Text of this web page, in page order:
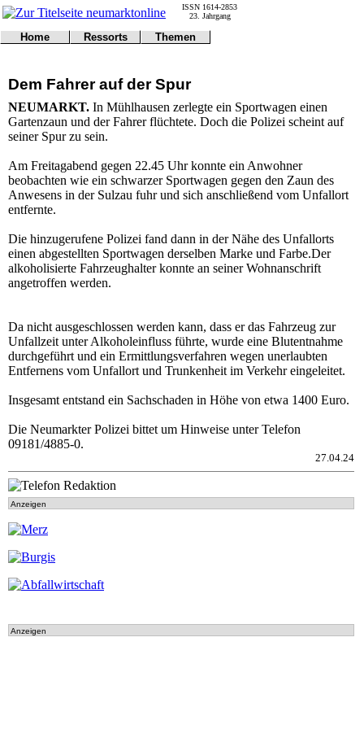
Dem Fahrer auf der Spur
NEUMARKT. In Mühlhausen zerlegte ein Sportwagen einen
Gartenzaun und der Fahrer flüchtete. Doch die Polizei scheint auf
seiner Spur zu sein.
Am Freitagabend gegen 22.45 Uhr konnte ein Anwohner
beobachten wie ein schwarzer Sportwagen gegen den Zaun des
Anwesens in der Sulzau fuhr und sich anschließend vom Unfallort
entfernte.
Die hinzugerufene Polizei fand dann in der Nähe des Unfallorts
einen abgestellten Sportwagen derselben Marke und Farbe.Der
alkoholisierte Fahrzeughalter konnte an seiner Wohnanschrift
angetroffen werden.
Da nicht ausgeschlossen werden kann, dass er das Fahrzeug zur
Unfallzeit unter Alkoholeinfluss führte, wurde eine Blutentnahme
durchgeführt und ein Ermittlungsverfahren wegen unerlaubten
Entfernens vom Unfallort und Trunkenheit im Verkehr eingeleitet.
Insgesamt entstand ein Sachschaden in Höhe von etwa 1400 Euro.
Die Neumarkter Polizei bittet um Hinweise unter Telefon
09181/4885-0.
27.04.24
Anzeigen
Anzeigen
ISSN 1614-2853
23. Jahrgang
Home
Notfall
Impressum
Ressorts
Wirtschaft
Sport
Polizei
Wetter
Themen
Gericht
Online
Gesundheit
Statistiken
@NM
Freizeit
Schule
Eilmeldungen